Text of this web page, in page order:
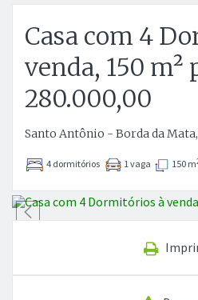
Casa com 4
venda, 150 m²
280.000,00
Santo Antônio - Borda da
4 dormitórios 1 vaga 150 m
Anterior
GRÁTIS